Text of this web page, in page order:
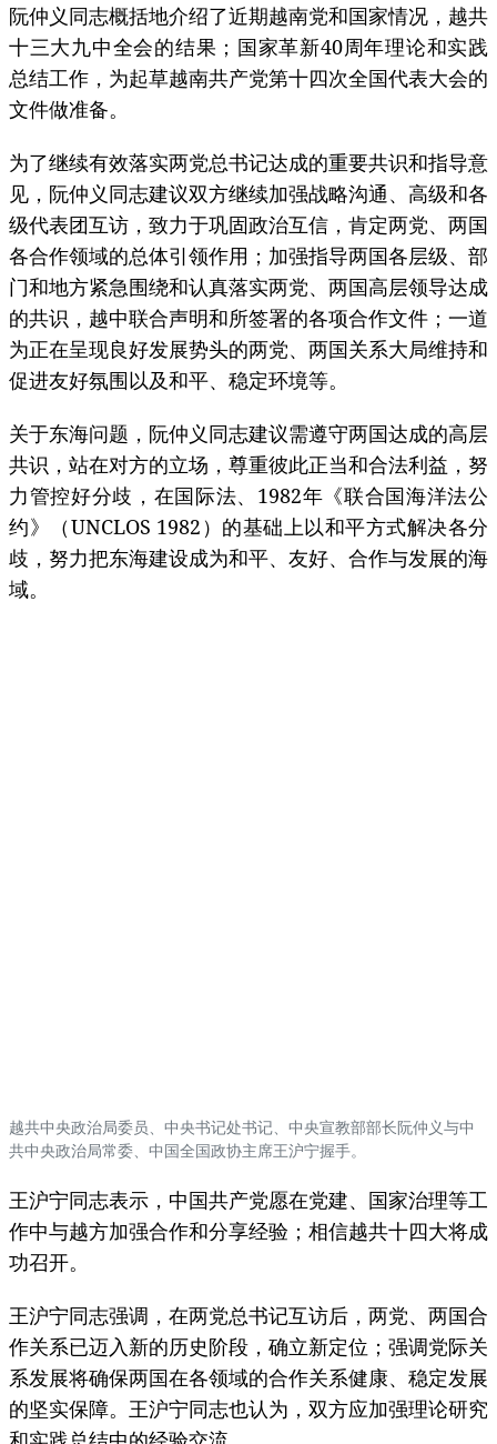
阮仲义同志概括地介绍了近期越南党和国家情况，越共
十三大九中全会的结果；国家革新40周年理论和实践
总结工作，为起草越南共产党第十四次全国代表大会的
文件做准备。
为了继续有效落实两党总书记达成的重要共识和指导意
见，阮仲义同志建议双方继续加强战略沟通、高级和各
级代表团互访，致力于巩固政治互信，肯定两党、两国
各合作领域的总体引领作用；加强指导两国各层级、部
门和地方紧急围绕和认真落实两党、两国高层领导达成
的共识，越中联合声明和所签署的各项合作文件；一道
为正在呈现良好发展势头的两党、两国关系大局维持和
促进友好氛围以及和平、稳定环境等。
关于东海问题，阮仲义同志建议需遵守两国达成的高层
共识，站在对方的立场，尊重彼此正当和合法利益，努
力管控好分歧，在国际法、1982年《联合国海洋法公
约》（UNCLOS 1982）的基础上以和平方式解决各分
歧，努力把东海建设成为和平、友好、合作与发展的海
域。
越共中央政治局委员、中央书记处书记、中央宣教部部长阮仲义与中
共中央政治局常委、中国全国政协主席王沪宁握手。
王沪宁同志表示，中国共产党愿在党建、国家治理等工
作中与越方加强合作和分享经验；相信越共十四大将成
功召开。
王沪宁同志强调，在两党总书记互访后，两党、两国合
作关系已迈入新的历史阶段，确立新定位；强调党际关
系发展将确保两国在各领域的合作关系健康、稳定发展
的坚实保障。王沪宁同志也认为，双方应加强理论研究